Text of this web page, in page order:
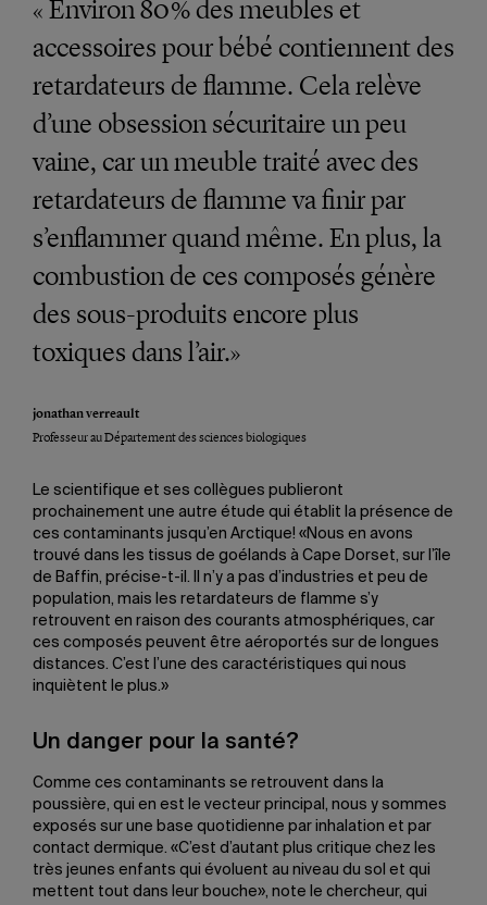
« Environ 80 % des meubles et
accessoires pour bébé contiennent des
retardateurs de flamme. Cela relève
d’une obsession sécuritaire un peu
vaine, car un meuble traité avec des
retardateurs de flamme va finir par
s’enflammer quand même. En plus, la
combustion de ces composés génère
des sous-produits encore plus
toxiques dans l’air.»
jonathan verreault
Professeur au Département des sciences biologiques
Le scientifique et ses collègues publieront
prochainement une autre étude qui établit la présence de
ces contaminants jusqu’en Arctique! «Nous en avons
trouvé dans les tissus de goélands à Cape Dorset, sur l’île
de Baffin, précise-t-il. Il n’y a pas d’industries et peu de
population, mais les retardateurs de flamme s’y
retrouvent en raison des courants atmosphériques, car
ces composés peuvent être aéroportés sur de longues
distances. C’est l’une des caractéristiques qui nous
inquiètent le plus.»
Un danger pour la santé?
Comme ces contaminants se retrouvent dans la
poussière, qui en est le vecteur principal, nous y sommes
exposés sur une base quotidienne par inhalation et par
contact dermique. «C’est d’autant plus critique chez les
très jeunes enfants qui évoluent au niveau du sol et qui
mettent tout dans leur bouche», note le chercheur, qui